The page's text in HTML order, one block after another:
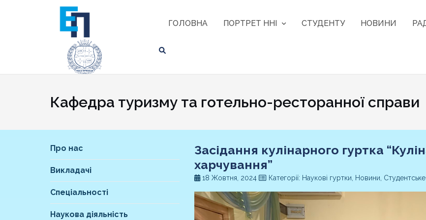
ГОЛОВНА ПОРТРЕТ ННІ СТУДЕНТУ НОВИНИ
Кафедра туризму та готельно-ресторанної справи
Про нас
Викладачі
Спеціальності
Наукова діяльність
Засідання кулінарного гуртка
харчування”
18 Жовтня, 2024 Категорії: Наукові гуртки, Новини,